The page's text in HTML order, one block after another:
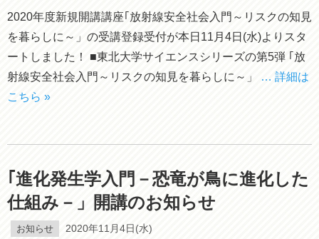
2020年度新規開講講座｢放射線安全社会入門～リスクの知見
を暮らしに～」の受講登録受付が本日11月4日(水)よりスタ
ートしました！ ■東北大学サイエンスシリーズの第5弾 ｢放
射線安全社会入門～リスクの知見を暮らしに～」
… 詳細は
こちら »
｢進化発生学入門－恐竜が鳥に進化した
仕組み－」開講のお知らせ
お知らせ 2020年11月4日(水)